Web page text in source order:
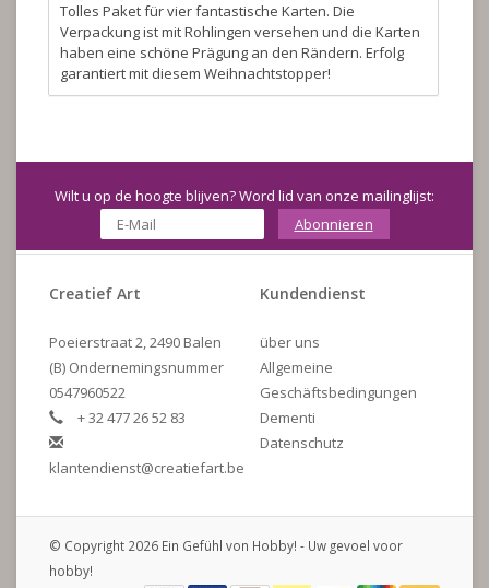
Tolles Paket für vier fantastische Karten. Die
Verpackung ist mit Rohlingen versehen und die Karten
haben eine schöne Prägung an den Rändern. Erfolg
garantiert mit diesem Weihnachtstopper!
Wilt u op de hoogte blijven? Word lid van onze mailinglijst:
Abonnieren
Creatief Art
Poeierstraat 2, 2490 Balen
(B) Ondernemingsnummer
0547960522
+ 32 477 26 52 83
klantendienst@creatiefart.be
Kundendienst
über uns
Allgemeine
Geschäftsbedingungen
Dementi
Datenschutz
© Copyright 2026 Ein Gefühl von Hobby! - Uw gevoel voor
hobby!